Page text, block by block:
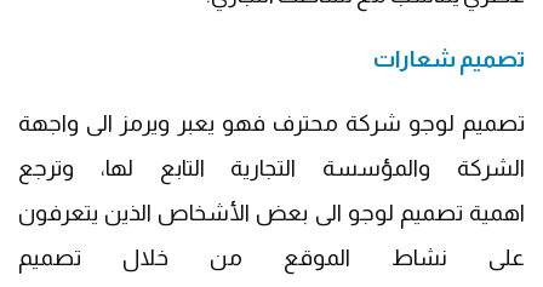
تصميم شعارات
تصميم لوجو شركة محترف فهو يعبر ويرمز الى واجهة
الشركة والمؤسسة التجارية التابع لها، وترجع
اهمية تصميم لوجو الى بعض الأشخاص الذين يتعرفون
على نشاط الموقع من خلال تصميم